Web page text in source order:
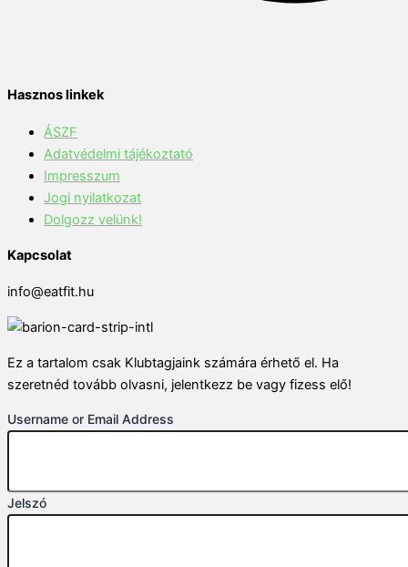
Hasznos linkek
ÁSZF
Adatvédelmi tájékoztató
Impresszum
Jogi nyilatkozat
Dolgozz velünk!
Kapcsolat
info@eatfit.hu
Ez a tartalom csak Klubtagjaink számára érhető el. Ha
szeretnéd tovább olvasni, jelentkezz be vagy fizess elő!
Username or Email Address
Jelszó